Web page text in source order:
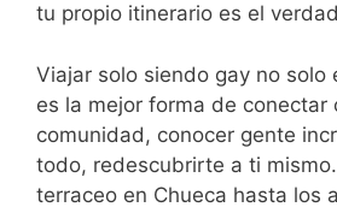
tu propio itinerario es el
Viajar solo siendo gay no solo
es la mejor forma de conectar
comunidad, conocer gente
todo, redescubrirte a ti
terraceo en Chueca hasta los